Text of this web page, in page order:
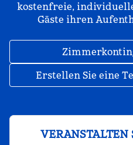
kostenfreie,
Gäste ihren
Erstellen Sie eine
VERANSTALTEN